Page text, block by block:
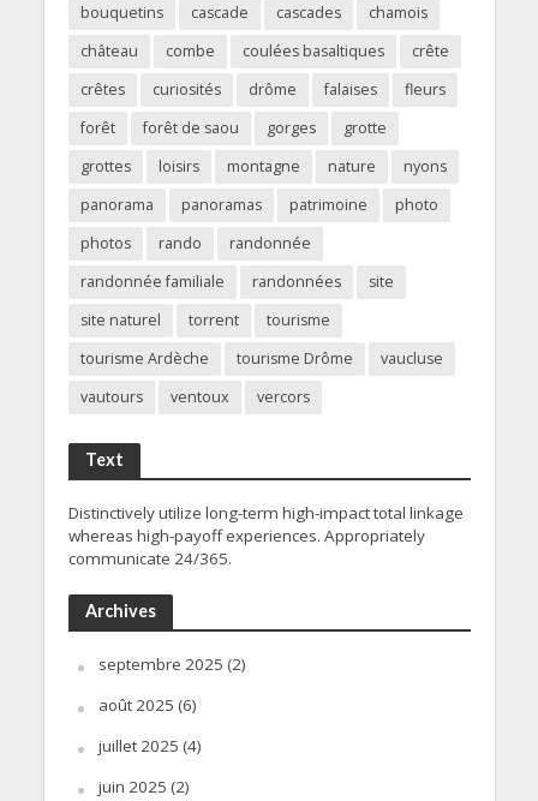
bouquetins
cascade cascades
chamois
château
combe coulées basaltiques
crête
crêtes
curiosités drôme falaises
fleurs
forêt
forêt de saou gorges
grotte
grottes
loisirs montagne nature
nyons
panorama
panoramas patrimoine
photo
photos
rando
randonnée
randonnée familiale
randonnées
site
site naturel
torrent
tourisme
tourisme Ardèche
tourisme Drôme
vaucluse
vautours
ventoux vercors
Text
Distinctively utilize long-term high-impact total linkage
whereas high-payoff experiences. Appropriately
communicate 24/365.
Archives
septembre 2025 (2)
août 2025 (6)
juillet 2025 (4)
juin 2025 (2)